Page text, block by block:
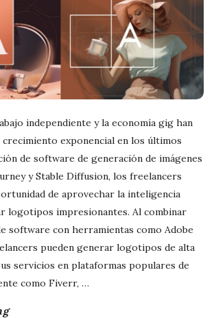
independiente y la economía gig han
exponencial en los últimos
de software de generación de imágenes
y Stable Diffusion, los freelancers
de aprovechar la inteligencia
logotipos impresionantes. Al combinar
software con herramientas como Adobe
pueden generar logotipos de alta
servicios en plataformas populares de
como Fiverr, …